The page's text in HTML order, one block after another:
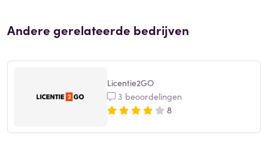
Andere gerelateerde bedrijven
Licentie2GO
3 beoordelingen
8